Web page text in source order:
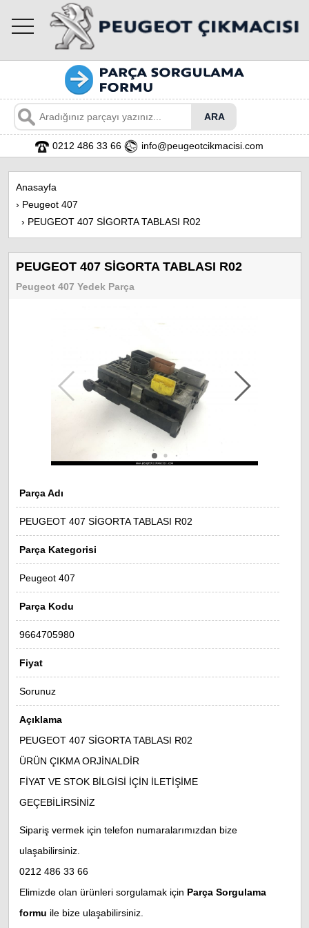
toggle
navigation
0212 486 33 66 info@peugeotcikmacisi.com
Anasayfa
› Peugeot 407
› PEUGEOT 407 SİGORTA TABLASI R02
PEUGEOT 407 SİGORTA TABLASI R02
Peugeot 407 Yedek Parça
Parça Adı
PEUGEOT 407 SİGORTA TABLASI R02
Parça Kategorisi
Peugeot 407
Parça Kodu
9664705980
Fiyat
Sorunuz
Açıklama
PEUGEOT 407 SİGORTA TABLASI R02
ÜRÜN ÇIKMA ORJİNALDİR
FİYAT VE STOK BİLGİSİ İÇİN İLETİŞİME
GEÇEBİLİRSİNİZ
Sipariş vermek için telefon numaralarımızdan bize
ulaşabilirsiniz.
0212 486 33 66
Elimizde olan ürünleri sorgulamak için Parça Sorgulama
formu ile bize ulaşabilirsiniz.